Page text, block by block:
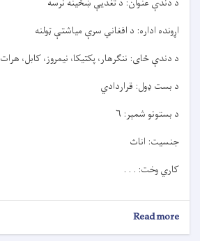
اړونده اداره: د افغاني سرې میاشتې ټولنه
د دندې ځای: ننګرهار، پکتیکا، نیمروز، کابل، هرات
د بست ډول: قراردادي
د بستونو شمېر: ۶
جنسیت: اناث
کاري وخت: . . .
Read more
د